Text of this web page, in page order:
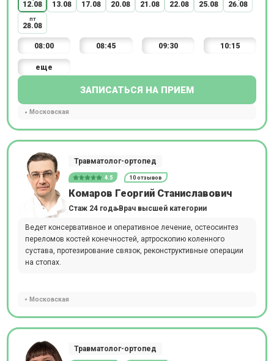
12.08 13.08 17.08 20.08 21.08 22.08 25.08 26.08
пт
28.08
08:00 08:45 09:30 10:15
еще
ЗАПИСАТЬСЯ НА ПРИЕМ
Московская
Травматолог-ортопед
4.5 10 отзывов
Комаров Георгий Станиславович
Стаж 24 года Врач высшей категории
Ведет консервативное и оперативное лечение, остеосинтез
переломов костей конечностей, артроскопию коленного
сустава, протезирование связок, реконструктивные операции
на стопах.
Московская
Травматолог-ортопед